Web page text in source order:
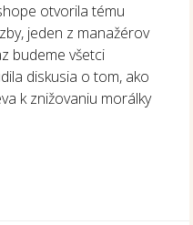
otvorila tému
jeden z manažérov
budeme všetci
diskusia o tom, ako
k znižovaniu morálky